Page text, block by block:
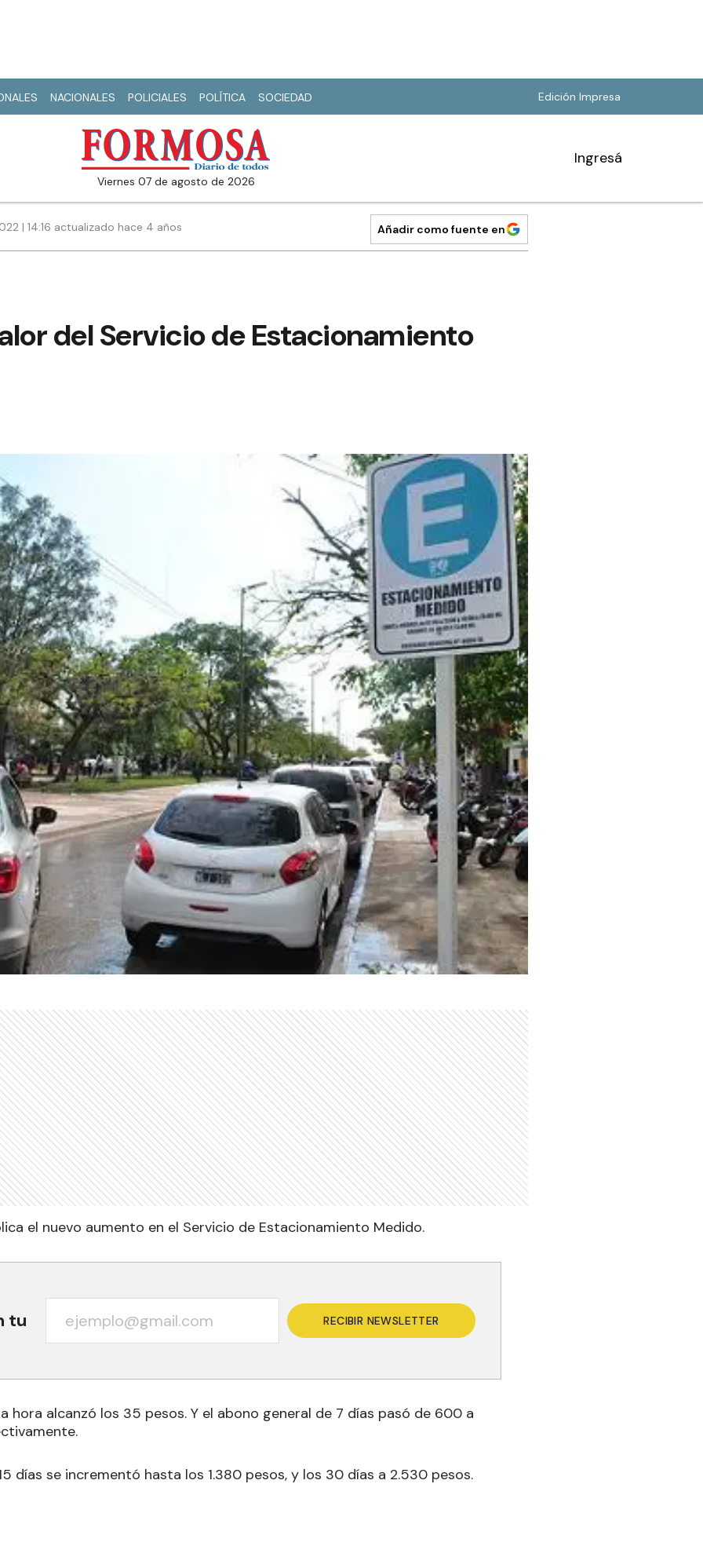
NACIONALES POLICIALES POLÍTICA SOCIEDAD Edición Impresa
viernes 07 de agosto de 2026
Ingresá
| 14:16 actualizado hace 4 años Añadir como fuente en
del Servicio de Estacionamiento
el nuevo aumento en el Servicio de Estacionamiento Medido.
tu RECIBIR NEWSLETTER
hora alcanzó los 35 pesos. Y el abono general de 7 días pasó de 600 a
días se incrementó hasta los 1.380 pesos, y los 30 días a 2.530 pesos.